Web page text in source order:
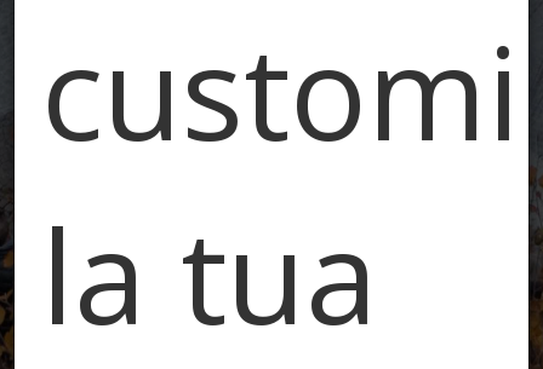
la tua